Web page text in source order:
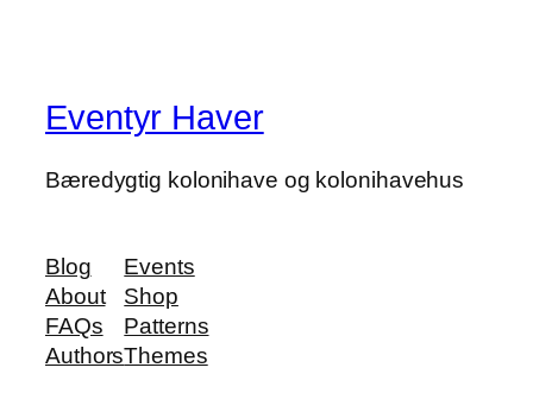
Eventyr Haver
Bæredygtig kolonihave og kolonihavehus
Blog
About
FAQs
Authors
Events
Shop
Patterns
Themes